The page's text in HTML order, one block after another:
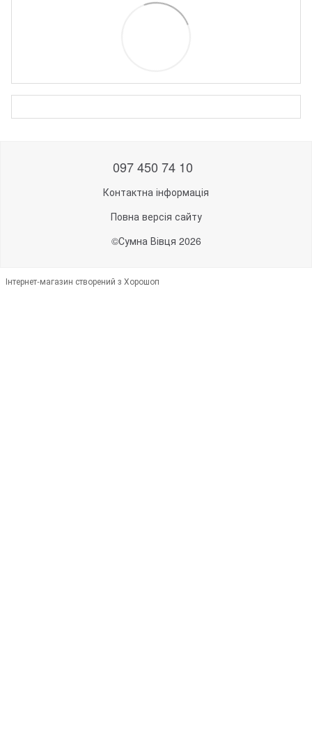
097 450 74 10
Контактна інформація
Повна версія сайту
©Сумна Вівця 2026
Інтернет-магазин створений з Хорошоп